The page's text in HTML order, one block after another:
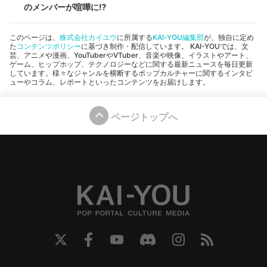
のメンバーが喧嘩に⁉︎
このページは、 株式会社カイユウに所属するKAI-YOU編集部が、独自に定め
た コンテンツポリシーに基づき制作・配信しています。 KAI-YOUでは、文
芸、アニメや漫画、YouTuberやVTuber、音楽や映像、イラストやアート、
ゲーム、ヒップホップ、テクノロジーなどに関する最新ニュースを毎日更新
しています。様々なジャンルを横断するポップカルチャーに関するインタビ
ューやコラム、レポートといったコンテンツをお届けします。
ページトップへ